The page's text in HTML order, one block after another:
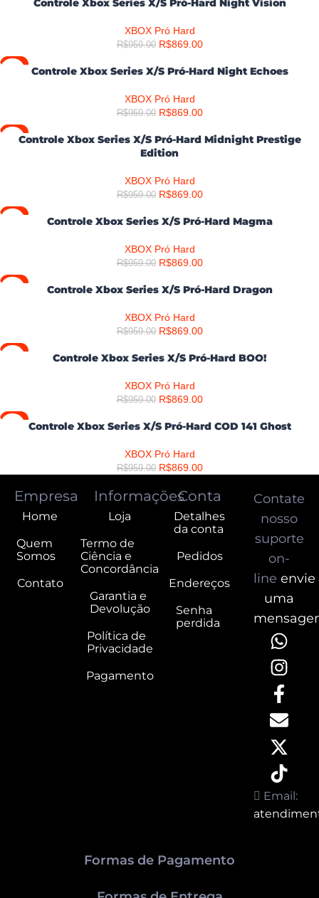
XBOX Pró Hard
R$959.00 R$869.00
-9%
Controle Xbox Series X/S Pró-Hard Night Echoes
XBOX Pró Hard
R$959.00 R$869.00
-9%
Controle Xbox Series X/S Pró-Hard Midnight Prestige
Edition
XBOX Pró Hard
R$959.00 R$869.00
-9%
Controle Xbox Series X/S Pró-Hard Magma
XBOX Pró Hard
R$959.00 R$869.00
-9%
Controle Xbox Series X/S Pró-Hard Dragon
XBOX Pró Hard
R$959.00 R$869.00
-9%
Controle Xbox Series X/S Pró-Hard BOO!
XBOX Pró Hard
R$959.00 R$869.00
-9%
Controle Xbox Series X/S Pró-Hard COD 141 Ghost
XBOX Pró Hard
R$959.00 R$869.00
Empresa
Home
Quem
Somos
Contato
Informações
Loja
Termo de
Ciência e
Concordância
Garantia e
Devolução
Política de
Privacidade
Pagamento
Conta
Detalhes
da conta
Pedidos
Endereços
Senha
perdida
Contate
nosso
suporte
on-
line envie
uma
Email:
Formas de Pagamento